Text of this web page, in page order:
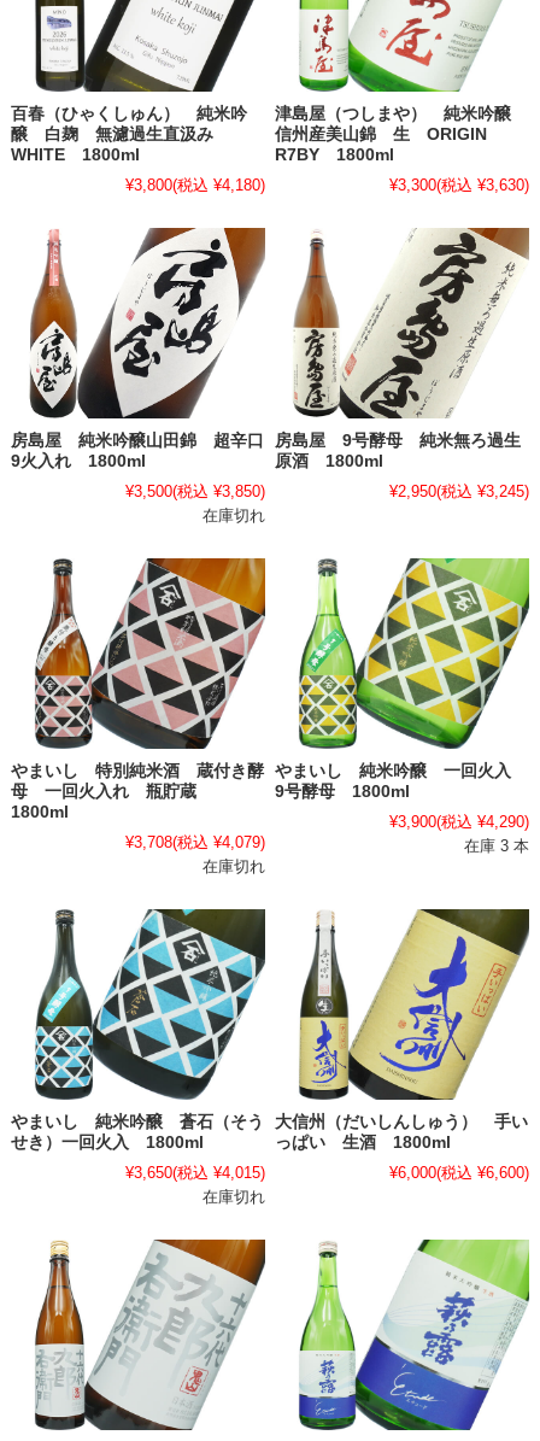
百春（ひゃくしゅん） 純米吟
醸 白麹 無濾過生直汲み
WHITE 1800ml
¥3,800(税込 ¥4,180)
津島屋（つしまや） 純米吟醸
信州産美山錦 生 ORIGIN
R7BY 1800ml
¥3,300(税込 ¥3,630)
房島屋 純米吟醸山田錦 超辛口
9火入れ 1800ml
¥3,500(税込 ¥3,850)
在庫切れ
房島屋 9号酵母 純米無ろ過生
原酒 1800ml
¥2,950(税込 ¥3,245)
やまいし 特別純米酒 蔵付き酵
母 一回火入れ 瓶貯蔵
1800ml
¥3,708(税込 ¥4,079)
在庫切れ
やまいし 純米吟醸 一回火入
9号酵母 1800ml
¥3,900(税込 ¥4,290)
在庫 3 本
やまいし 純米吟醸 蒼石（そう
せき）一回火入 1800ml
¥3,650(税込 ¥4,015)
在庫切れ
大信州（だいしんしゅう） 手い
っぱい 生酒 1800ml
¥6,000(税込 ¥6,600)